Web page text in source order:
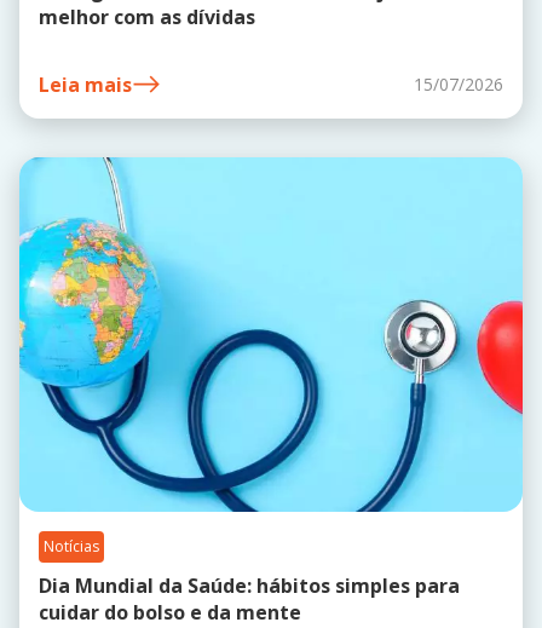
melhor com as dívidas
Leia mais 15/07/2026
Notícias
Dia Mundial da Saúde: hábitos simples para
cuidar do bolso e da mente